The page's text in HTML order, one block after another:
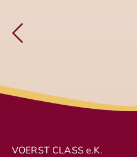
VOERST CLASS e.K.